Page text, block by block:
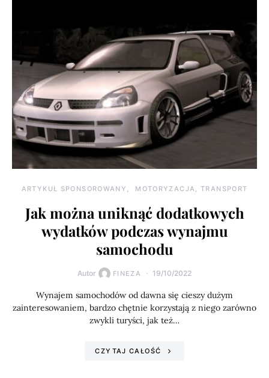
ARTYKUŁ SPONSOROWANY MOTORYZACJA, TRANSPORT
Jak można uniknąć dodatkowych
wydatków podczas wynajmu
samochodu
Autor FINEZA 19/10/2022
Wynajem samochodów od dawna się cieszy dużym
zainteresowaniem, bardzo chętnie korzystają z niego zarówno
zwykli turyści, jak też…
CZYTAJ CAŁOŚĆ